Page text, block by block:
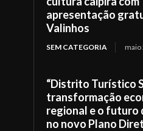
apresentação
Valinhos
SEM CATEGORIA maio
“Distrito Turístico
transformação
regional e o futuro
no novo Plano